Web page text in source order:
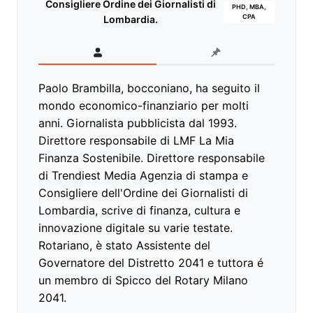
Consigliere Ordine dei Giornalisti di
Lombardia.
PHD, MBA,
CPA
Paolo Brambilla, bocconiano, ha seguito il
mondo economico-finanziario per molti
anni. Giornalista pubblicista dal 1993.
Direttore responsabile di LMF La Mia
Finanza Sostenibile. Direttore responsabile
di Trendiest Media Agenzia di stampa e
Consigliere dell'Ordine dei Giornalisti di
Lombardia, scrive di finanza, cultura e
innovazione digitale su varie testate.
Rotariano, è stato Assistente del
Governatore del Distretto 2041 e tuttora é
un membro di Spicco del Rotary Milano
2041.